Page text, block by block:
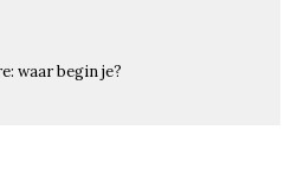
waar begin je?